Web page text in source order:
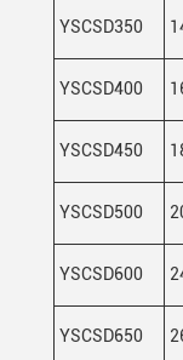
YSCSD350
YSCSD400
YSCSD450
YSCSD500
YSCSD600
YSCSD650